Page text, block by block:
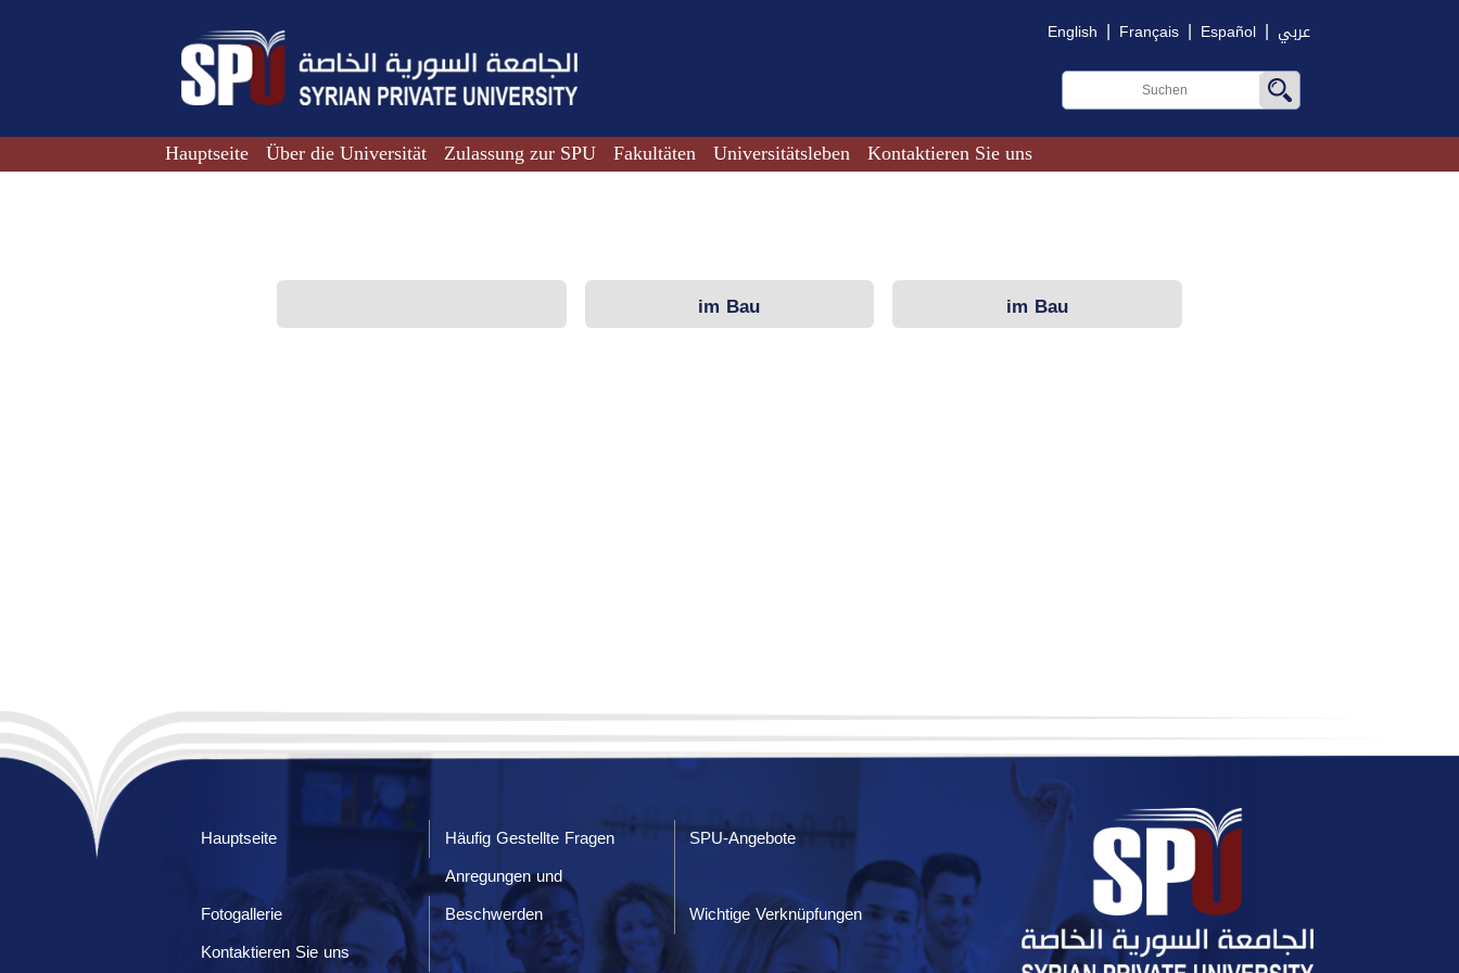
English | Français | Español | عربي
Hauptseite Über die Universität Zulassung zur SPU Fakultäten Universitätsleben Kontaktieren Sie uns
im Bau im Bau
Hauptseite Häufig Gestellte Fragen SPU-Angebote
Fotogallerie
Anregungen und
Beschwerden
Wichtige Verknüpfungen
Kontaktieren Sie uns